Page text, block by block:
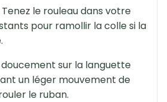
le rouleau dans votre
pour ramollir la colle si la
sur la languette
un léger mouvement de
le ruban.